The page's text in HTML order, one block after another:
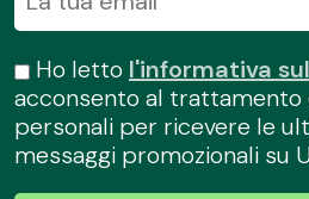
Ho letto l'informativa
acconsento al trattamento
personali per ricevere le
messaggi promozionali su